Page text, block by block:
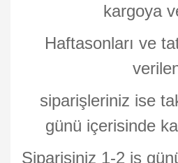
kargoya
Haftasonları ve
siparişleriniz ise
günü içerisinde
Siparişiniz 1-2 iş